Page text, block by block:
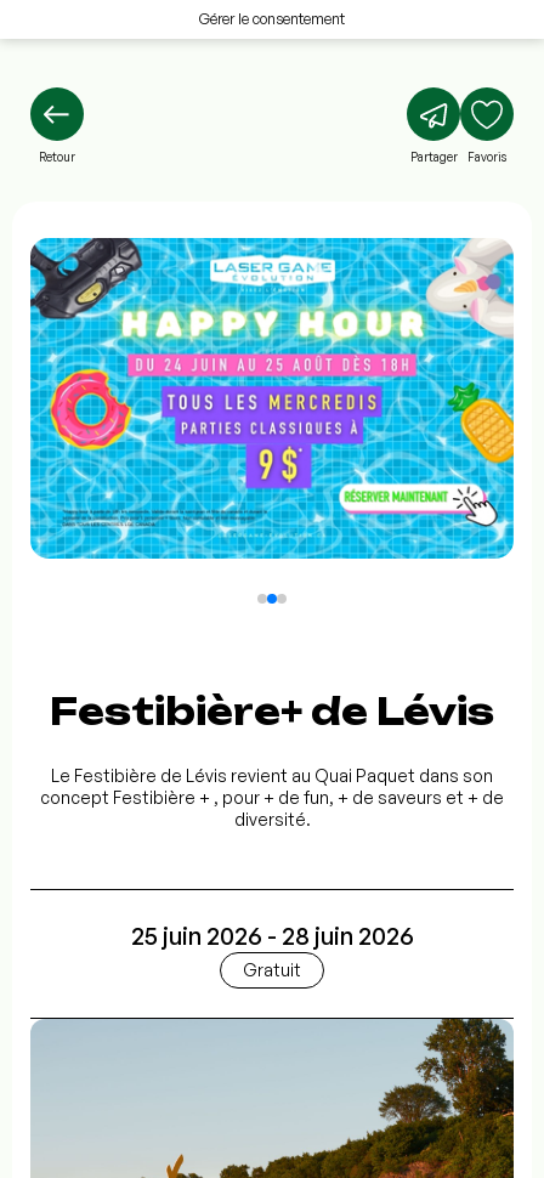
Gérer le consentement
Retour Partager Favoris
Festibière+ de Lévis
Le Festibière de Lévis revient au Quai Paquet dans son
concept Festibière + , pour + de fun, + de saveurs et + de
diversité.
25 juin 2026 - 28 juin 2026
Gratuit